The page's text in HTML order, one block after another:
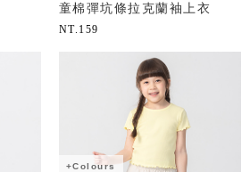
童棉彈坑條拉克蘭袖上衣
NT. 159
+Colours